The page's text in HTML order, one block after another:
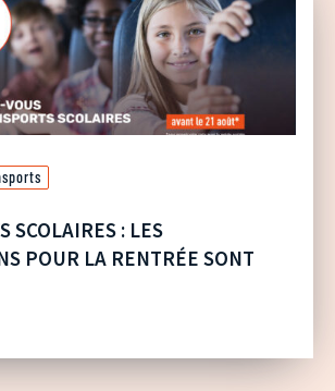
SCOLAIRES : LES
POUR LA RENTRÉE SONT